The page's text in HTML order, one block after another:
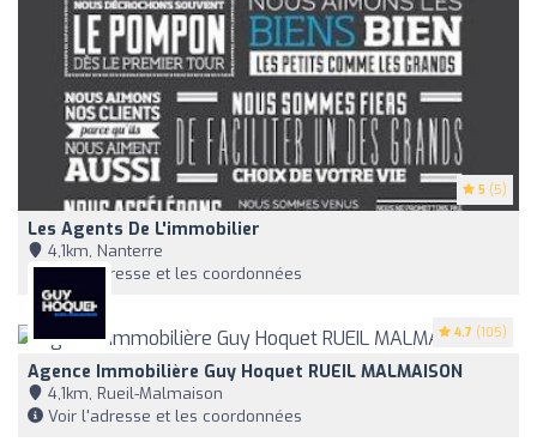
5 (5)
Les Agents De L'immobilier
4,1km, Nanterre
Voir l'adresse et les coordonnées
4.7 (105)
Agence Immobilière Guy Hoquet RUEIL MALMAISON
4,1km, Rueil-Malmaison
Voir l'adresse et les coordonnées